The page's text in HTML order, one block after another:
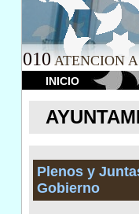
010 ATENCION
INICIO
Plenos y
Gobierno